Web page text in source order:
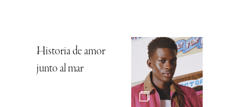
Historia de amor
junto al mar